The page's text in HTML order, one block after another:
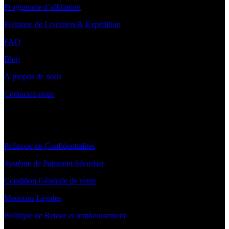
Programme d’affiliation
Politique de Livraison & Expédition
FAQ
Blog
À propos de nous
Contactez-nous
Politique de Confidentialités
Système de Paiement Sécuriser
Condition Générale de vente
Mentions Légales
Politique de Retour et remboursement